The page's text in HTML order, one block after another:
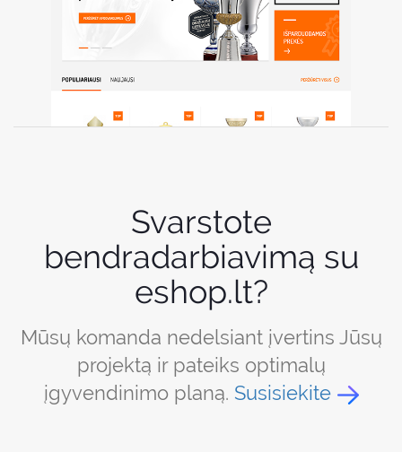
Svarstote
bendradarbiavimą su
eshop.lt?
Mūsų komanda nedelsiant įvertins Jūsų
projektą ir pateiks optimalų
įgyvendinimo planą. Susisiekite